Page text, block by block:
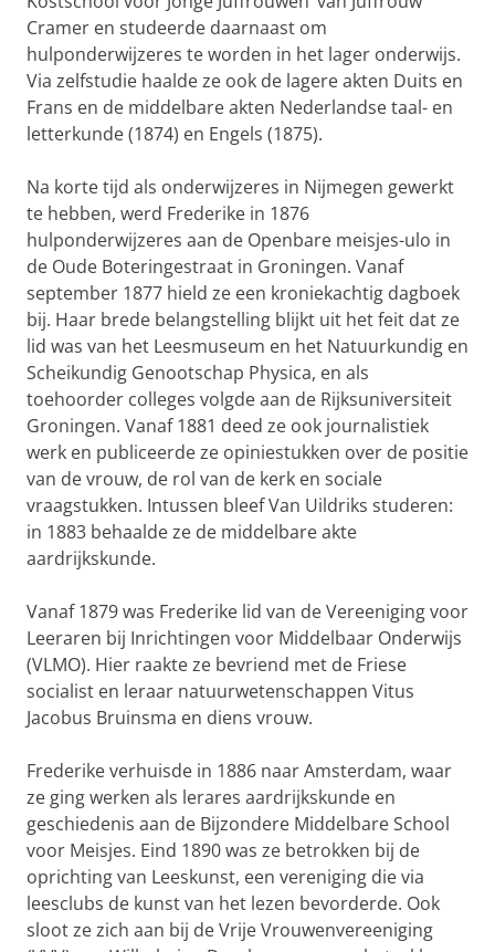
Cramer en studeerde daarnaast om
hulponderwijzeres te worden in het lager onderwijs.
Via zelfstudie haalde ze ook de lagere akten Duits en
Frans en de middelbare akten Nederlandse taal- en
letterkunde (1874) en Engels (1875).
Na korte tijd als onderwijzeres in Nijmegen gewerkt
te hebben, werd Frederike in 1876
hulponderwijzeres aan de Openbare meisjes-ulo in
de Oude Boteringestraat in Groningen. Vanaf
september 1877 hield ze een kroniekachtig dagboek
bij. Haar brede belangstelling blijkt uit het feit dat ze
lid was van het Leesmuseum en het Natuurkundig en
Scheikundig Genootschap Physica, en als
toehoorder colleges volgde aan de Rijksuniversiteit
Groningen. Vanaf 1881 deed ze ook journalistiek
werk en publiceerde ze opiniestukken over de positie
van de vrouw, de rol van de kerk en sociale
vraagstukken. Intussen bleef Van Uildriks studeren:
in 1883 behaalde ze de middelbare akte
aardrijkskunde.
Vanaf 1879 was Frederike lid van de Vereeniging voor
Leeraren bij Inrichtingen voor Middelbaar Onderwijs
(VLMO). Hier raakte ze bevriend met de Friese
socialist en leraar natuurwetenschappen Vitus
Jacobus Bruinsma en diens vrouw.
Frederike verhuisde in 1886 naar Amsterdam, waar
ze ging werken als lerares aardrijkskunde en
geschiedenis aan de Bijzondere Middelbare School
voor Meisjes. Eind 1890 was ze betrokken bij de
oprichting van Leeskunst, een vereniging die via
leesclubs de kunst van het lezen bevorderde. Ook
sloot ze zich aan bij de Vrije Vrouwenvereeniging